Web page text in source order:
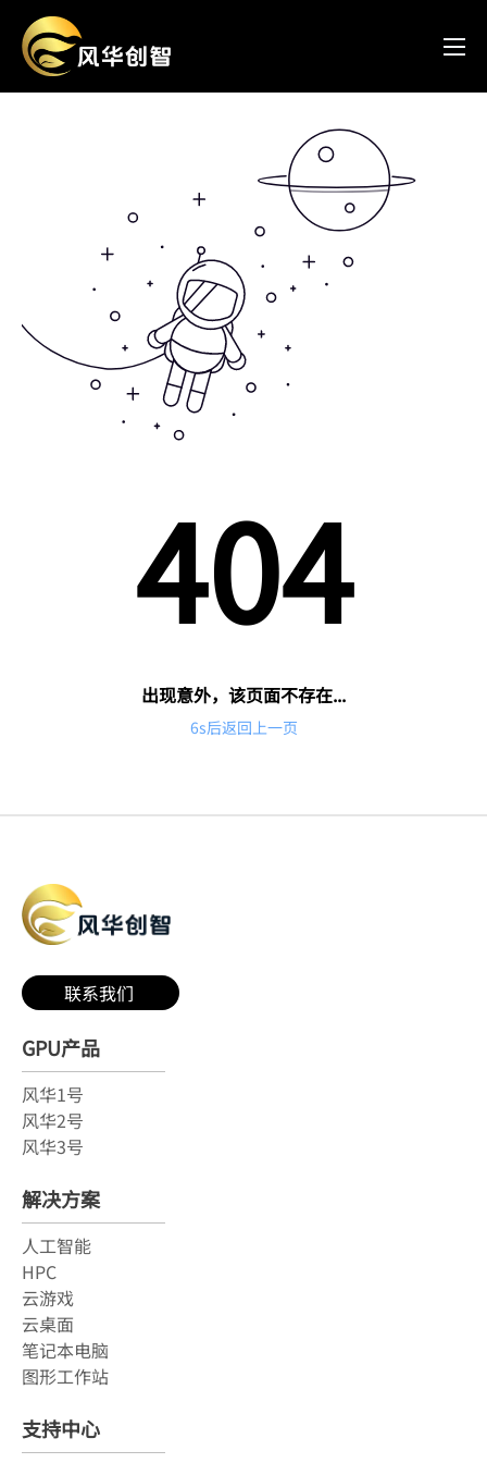
404
出现意外，该页面不存在...
6s后返回上一页
联系我们
GPU产品
风华1号
风华2号
风华3号
解决方案
人工智能
HPC
云游戏
云桌面
笔记本电脑
图形工作站
支持中心